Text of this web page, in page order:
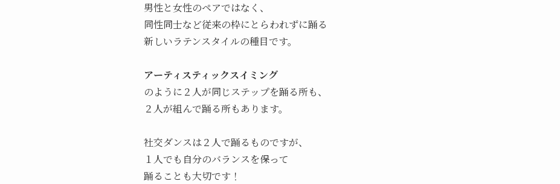
男性と女性のペアではなく、
同性同士など従来の枠にとらわれずに踊る
新しいラテンスタイルの種目です。
アーティスティックスイミング
のように２人が同じステップを踊る所も、
２人が組んで踊る所もあります。
社交ダンスは２人で踊るものですが、
１人でも自分のバランスを保って
踊ることも大切です！